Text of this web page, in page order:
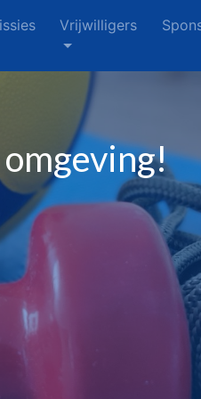
Vrijwilligers